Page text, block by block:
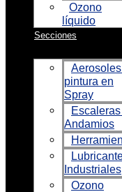
Ozono
líquido
Secciones
pintura en
Spray
Andamios
Industriales
Ozono